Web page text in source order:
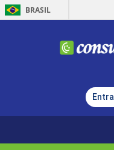
BRASIL